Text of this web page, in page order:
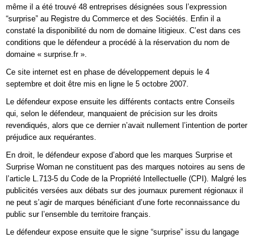
même il a été trouvé 48 entreprises désignées sous l’expression
“surprise” au Registre du Commerce et des Sociétés. Enfin il a
constaté la disponibilité du nom de domaine litigieux. C’est dans ces
conditions que le défendeur a procédé à la réservation du nom de
domaine « surprise.fr ».
Ce site internet est en phase de développement depuis le 4
septembre et doit être mis en ligne le 5 octobre 2007.
Le défendeur expose ensuite les différents contacts entre Conseils
qui, selon le défendeur, manquaient de précision sur les droits
revendiqués, alors que ce dernier n’avait nullement l’intention de porter
préjudice aux requérantes.
En droit, le défendeur expose d’abord que les marques Surprise et
Surprise Woman ne constituent pas des marques notoires au sens de
l’article L.713-5 du Code de la Propriété Intellectuelle (CPI). Malgré les
publicités versées aux débats sur des journaux purement régionaux il
ne peut s’agir de marques bénéficiant d’une forte reconnaissance du
public sur l’ensemble du territoire français.
Le défendeur expose ensuite que le signe “surprise” issu du langage